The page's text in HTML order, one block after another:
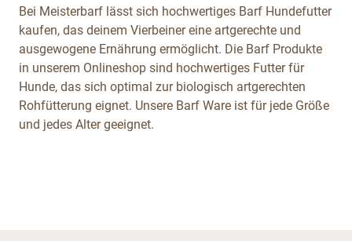
Bei Meisterbarf lässt sich hochwertiges Barf Hundefutter
kaufen, das deinem Vierbeiner eine artgerechte und
ausgewogene Ernährung ermöglicht. Die Barf Produkte
in unserem Onlineshop sind hochwertiges Futter für
Hunde, das sich optimal zur biologisch artgerechten
Rohfütterung eignet. Unsere Barf Ware ist für jede Größe
und jedes Alter geeignet.